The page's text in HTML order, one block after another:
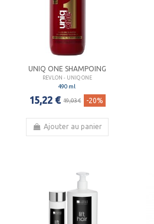
UNIQ ONE SHAMPOING
REVLON - UNIQ ONE
490 ml
15,22 € 19,03 € -20%
Ajouter au panier